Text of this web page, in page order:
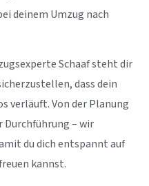
deinem Umzug nach
Schaaf steht dir
dass dein
verläuft. Von der Planung
Durchführung – wir
du dich entspannt auf
kannst.